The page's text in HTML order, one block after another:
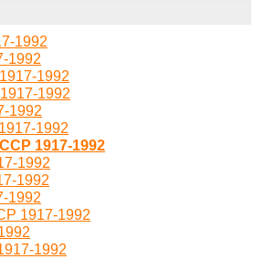
1992
1992
1992
1992
1992
1992
1917-1992
1992
1992
1992
1917-1992
1992